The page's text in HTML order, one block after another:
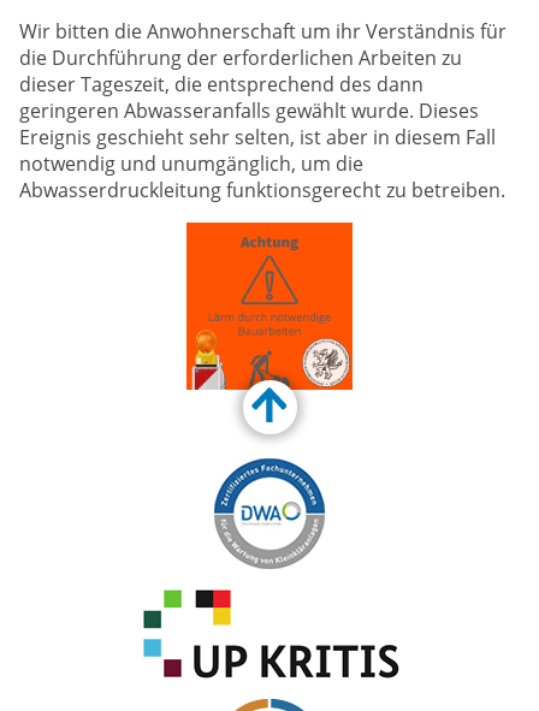
Wir bitten die Anwohnerschaft um ihr Verständnis für
die Durchführung der erforderlichen Arbeiten zu
dieser Tageszeit, die entsprechend des dann
geringeren Abwasseranfalls gewählt wurde. Dieses
Ereignis geschieht sehr selten, ist aber in diesem Fall
notwendig und unumgänglich, um die
Abwasserdruckleitung funktionsgerecht zu betreiben.
Customize Toolbar…